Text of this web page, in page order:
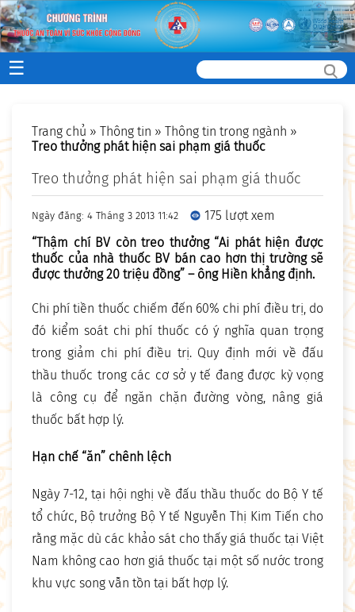
☰
Trang chủ » Thông tin » Thông tin trong ngành »
Treo thưởng phát hiện sai phạm giá thuốc
Treo thưởng phát hiện sai phạm giá thuốc
Ngày đăng: 4 Tháng 3 2013 11:42
175 lượt xem
“Thậm chí BV còn treo thưởng “Ai phát hiện được
thuốc của nhà thuốc BV bán cao hơn thị trường sẽ
được thưởng 20 triệu đồng” – ông Hiền khẳng định.
Chi phí tiền thuốc chiếm đến 60% chi phí điều trị, do
đó kiểm soát chi phí thuốc có ý nghĩa quan trọng
trong giảm chi phí điều trị. Quy định mới về đấu
thầu thuốc trong các cơ sở y tế đang được kỳ vọng
là công cụ để ngăn chặn đường vòng, nâng giá
thuốc bất hợp lý.
Hạn chế “ăn” chênh lệch
Ngày 7-12, tại hội nghị về đấu thầu thuốc do Bộ Y tế
tổ chức, Bộ trưởng Bộ Y tế Nguyễn Thị Kim Tiến cho
rằng mặc dù các khảo sát cho thấy giá thuốc tại Việt
Nam không cao hơn giá thuốc tại một số nước trong
khu vực song vẫn tồn tại bất hợp lý.